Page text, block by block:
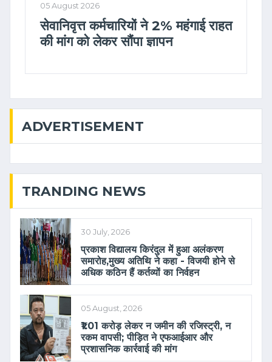
05 August 2026
सेवानिवृत्त कर्मचारियों ने 2% महंगाई राहत
की मांग को लेकर सौंपा ज्ञापन
ADVERTISEMENT
TRANDING NEWS
30 July, 2026
प्रकाश विद्यालय किरंदुल में हुआ अलंकरण
समारोह,मुख्य अतिथि ने कहा - विजयी होने से
अधिक कठिन हैं कर्तव्यों का निर्वहन
05 August, 2026
₹1.01 करोड़ लेकर न जमीन की रजिस्ट्री, न
रकम वापसी; पीड़ित ने एफआईआर और
प्रशासनिक कार्रवाई की मांग